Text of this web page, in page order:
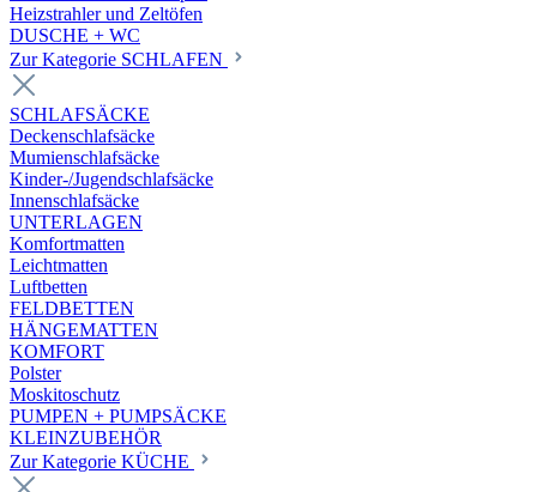
Heizstrahler und Zeltöfen
DUSCHE + WC
Zur Kategorie SCHLAFEN
SCHLAFSÄCKE
Deckenschlafsäcke
Mumienschlafsäcke
Kinder-/Jugendschlafsäcke
Innenschlafsäcke
UNTERLAGEN
Komfortmatten
Leichtmatten
Luftbetten
FELDBETTEN
HÄNGEMATTEN
KOMFORT
Polster
Moskitoschutz
PUMPEN + PUMPSÄCKE
KLEINZUBEHÖR
Zur Kategorie KÜCHE